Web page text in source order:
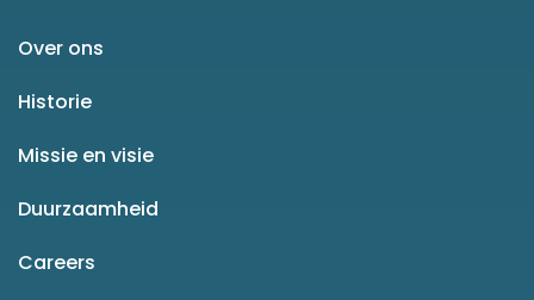
Over ons
Historie
Missie en visie
Duurzaamheid
Careers